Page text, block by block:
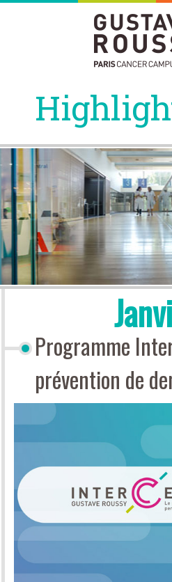
Programme
prévention de